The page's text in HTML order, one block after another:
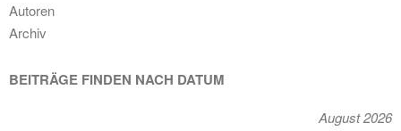
Autoren
Archiv
BEITRÄGE FINDEN NACH DATUM
August 2026